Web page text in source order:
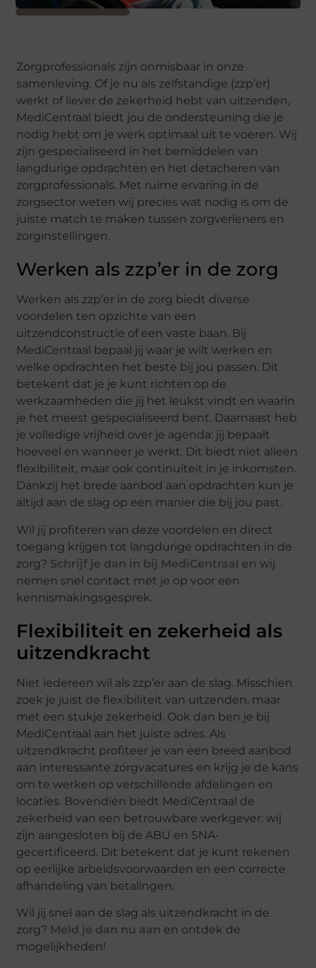
Zorgprofessionals zijn onmisbaar in onze
samenleving. Of je nu als zelfstandige (zzp’er)
werkt of liever de zekerheid hebt van uitzenden,
MediCentraal biedt jou de ondersteuning die je
nodig hebt om je werk optimaal uit te voeren. Wij
zijn gespecialiseerd in het bemiddelen van
langdurige opdrachten en het detacheren van
zorgprofessionals. Met ruime ervaring in de
zorgsector weten wij precies wat nodig is om de
juiste match te maken tussen zorgverleners en
zorginstellingen.
Werken als zzp’er in de zorg
Werken als zzp’er in de zorg biedt diverse
voordelen ten opzichte van een
uitzendconstructie of een vaste baan. Bij
MediCentraal bepaal jij waar je wilt werken en
welke opdrachten het beste bij jou passen. Dit
betekent dat je je kunt richten op de
werkzaamheden die jij het leukst vindt en waarin
je het meest gespecialiseerd bent. Daarnaast heb
je volledige vrijheid over je agenda: jij bepaalt
hoeveel en wanneer je werkt. Dit biedt niet alleen
flexibiliteit, maar ook continuïteit in je inkomsten.
Dankzij het brede aanbod aan opdrachten kun je
altijd aan de slag op een manier die bij jou past.
Wil jij profiteren van deze voordelen en direct
toegang krijgen tot langdurige opdrachten in de
zorg? Schrijf je dan in bij MediCentraal en wij
nemen snel contact met je op voor een
kennismakingsgesprek.
Flexibiliteit en zekerheid als
uitzendkracht
Niet iedereen wil als zzp’er aan de slag. Misschien
zoek je juist de flexibiliteit van uitzenden, maar
met een stukje zekerheid. Ook dan ben je bij
MediCentraal aan het juiste adres. Als
uitzendkracht profiteer je van een breed aanbod
aan interessante zorgvacatures en krijg je de kans
om te werken op verschillende afdelingen en
locaties. Bovendien biedt MediCentraal de
zekerheid van een betrouwbare werkgever: wij
zijn aangesloten bij de ABU en SNA-
gecertificeerd. Dit betekent dat je kunt rekenen
op eerlijke arbeidsvoorwaarden en een correcte
afhandeling van betalingen.
Wil jij snel aan de slag als uitzendkracht in de
zorg? Meld je dan nu aan en ontdek de
mogelijkheden!